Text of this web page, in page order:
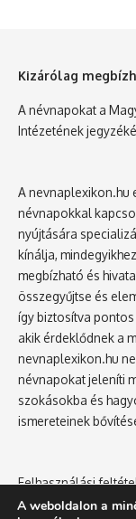
Kizárólag
A névnapokat a
Intézetének
A nevnaplexikon.hu
névnapokkal
nyújtására
kínálja,
megbízható és
összegyűjtse és
így biztosítva
akik érdeklődnek a
nevnaplexikon.hu
névnapokat jeleníti
szokásokba és
ismereteinek
Felhasználási
Adatvédelmi
A weboldalon a